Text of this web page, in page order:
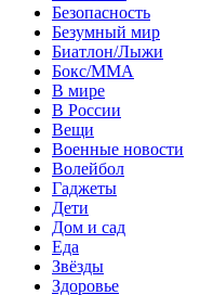
Безопасность
Безумный мир
Биатлон/Лыжи
Бокс/MMA
В мире
В России
Вещи
Военные новости
Волейбол
Гаджеты
Дети
Дом и сад
Еда
Звёзды
Здоровье